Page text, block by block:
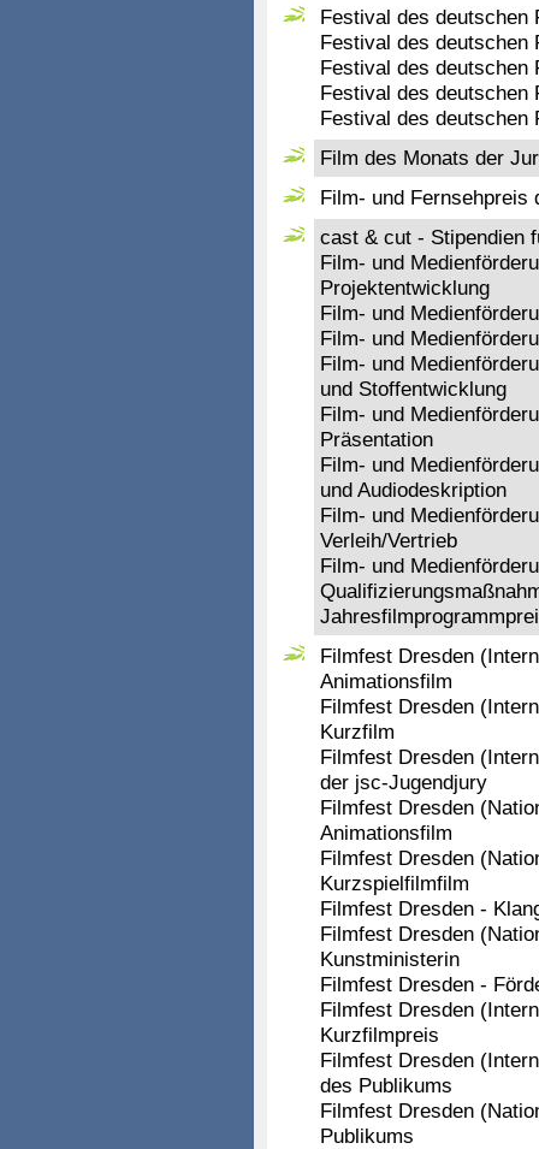
Festival des
Festival des deutschen
Festival des deutschen
Festival des
Festival des deutschen
Film des Monats der
Film- und Fernsehpreis
cast & cut - Stipendien
Film- und
Projektentwicklung
Film- und
Film- und
Film- und
und Stoffentwicklung
Film- und
Präsentation
Film- und
und Audiodeskription
Film- und
Verleih/Vertrieb
Film- und
Filmfest Dresden
Animationsfilm
Filmfest Dresden
Kurzfilm
Filmfest Dresden
der jsc-Jugendjury
Filmfest Dresden
Animationsfilm
Filmfest Dresden
Kurzspielfilmfilm
Filmfest Dresden -
Filmfest Dresden
Kunstministerin
Filmfest Dresden -
Filmfest Dresden
Kurzfilmpreis
Filmfest Dresden
des Publikums
Filmfest Dresden
Publikums